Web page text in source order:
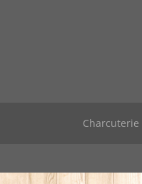
Charcuterie